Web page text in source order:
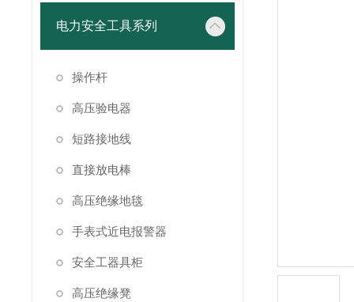
电力安全工具系列
操作杆
高压验电器
短路接地线
直接放电棒
高压绝缘地毯
手表式近电报警器
安全工器具柜
高压绝缘凳